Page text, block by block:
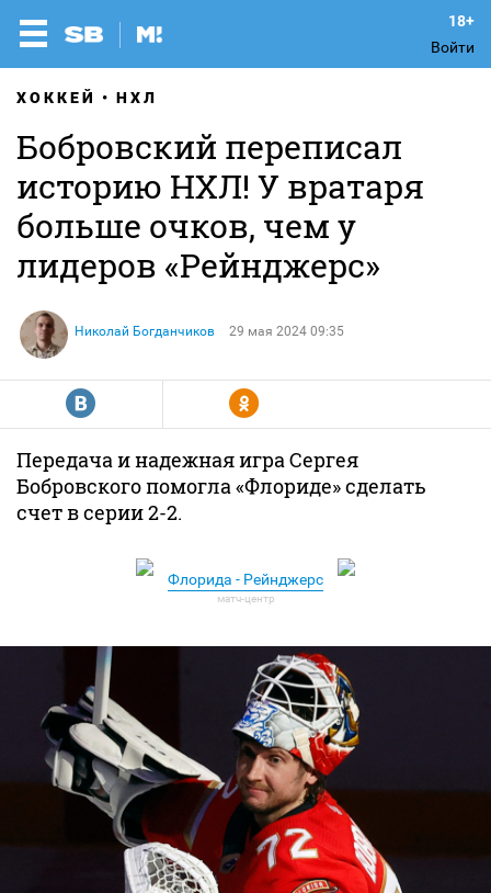
Войти
ХОККЕЙ НХЛ
Бобровский переписал
историю НХЛ! У вратаря
больше очков, чем у
лидеров «Рейнджерс»
Николай Богданчиков 29 мая 2024 09:35
R Y
Передача и надежная игра Сергея
Бобровского помогла «Флориде» сделать
счет в серии 2-2.
Флорида - Рейнджерс